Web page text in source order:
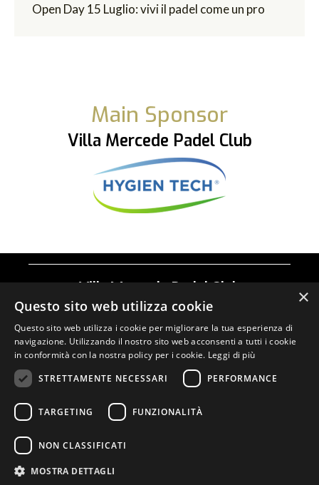
Open Day 15 Luglio: vivi il padel come un pro
Main Sponsor
Villa Mercede Padel Club
Villa Mercede Padel Club
Mercede Group | P.IVA:05635721003
Telefono:069424760–3387587335|
Mail:commerciale@villamercede.com
Cookie Policy
Web Design e Marketing: RTM Studio
×
Questo sito web utilizza cookie
Questo sito web utilizza i cookie per migliorare la tua esperienza di
navigazione. Utilizzando il nostro sito web acconsenti a tutti i cookie
in conformità con la nostra policy per i cookie. Leggi di più
STRETTAMENTE NECESSARI
PERFORMANCE
TARGETING FUNZIONALITÀ
NON CLASSIFICATI
MOSTRA DETTAGLI